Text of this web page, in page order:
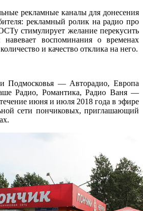
рекламные каналы для донесения
рекламный ролик на радио про
стимулирует желание перекусить
воспоминания о временах
и качество отклика на него.
Подмосковья — Авторадио, Европа
Радио, Романтика, Радио Ваня —
июня и июля 2018 года в эфире
сети пончиковых, приглашающий